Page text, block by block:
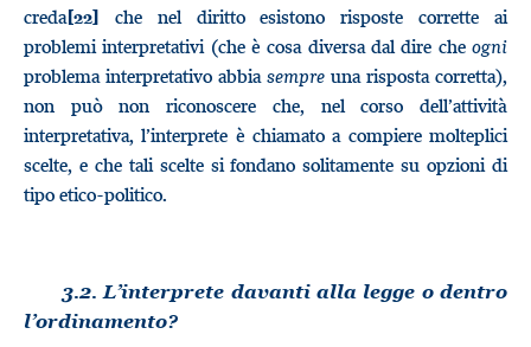
creda[22] che nel diritto esistono risposte corrette ai
problemi interpretativi (che è cosa diversa dal dire che ogni
problema interpretativo abbia sempre una risposta corretta),
non può non riconoscere che, nel corso dell’attività
interpretativa, l’interprete è chiamato a compiere molteplici
scelte, e che tali scelte si fondano solitamente su opzioni di
tipo etico-politico.
3.2. L’interprete davanti alla legge o dentro
l’ordinamento?